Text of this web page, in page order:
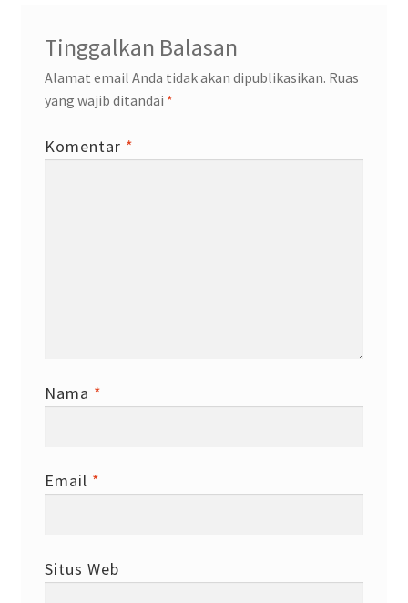
Tinggalkan Balasan
Alamat email Anda tidak akan dipublikasikan. Ruas
yang wajib ditandai *
Komentar *
Nama *
Email *
Situs Web